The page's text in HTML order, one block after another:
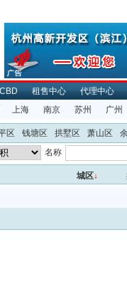
租售中心 代理中心
上海 南京 苏州 广州
区 钱塘区 拱墅区 萧山区
名称
城区↓